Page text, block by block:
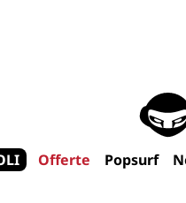
Offerte Popsurf